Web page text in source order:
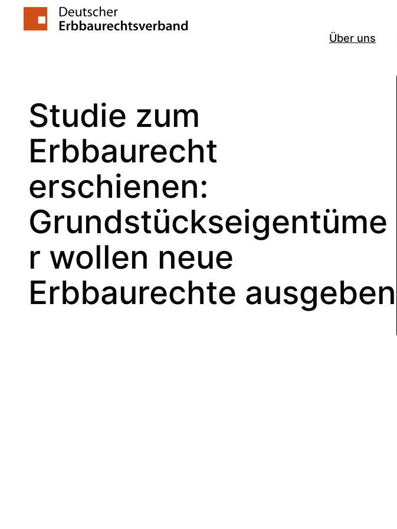
Inhalt
Über uns
Studie zum
Erbbaurecht
erschienen:
Grundstückseigentüme
r wollen neue
Erbbaurechte ausgeben